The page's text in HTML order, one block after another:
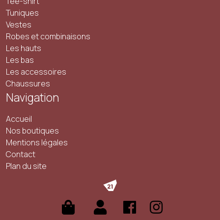
Tuniques
Vestes
Robes et combinaisons
Les hauts
Les bas
Les accessoires
Chaussures
Navigation
Accueil
Nos boutiques
Mentions légales
Contact
Plan du site